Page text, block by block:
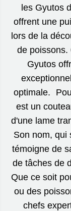
les Gyutos
offrent une
lors de la
de poissons.
Gyutos
optimale.
est un
d'une lame
Son nom, qui
témoigne de
de tâches de
Que ce soit
ou des
chefs